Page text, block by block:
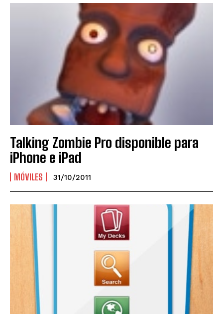
Talking Zombie Pro disponible para
iPhone e iPad
MÓVILES 31/10/2011